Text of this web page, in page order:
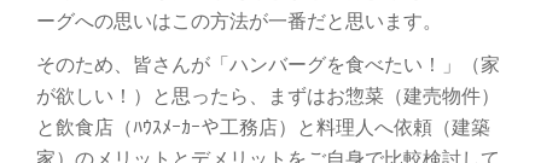
ーグへの思いはこの方法が一番だと思います。
そのため、皆さんが「ハンバーグを食べたい！」（家
が欲しい！）と思ったら、まずはお惣菜（建売物件）
と飲食店（ﾊｳｽﾒｰｶｰや工務店）と料理人へ依頼（建築